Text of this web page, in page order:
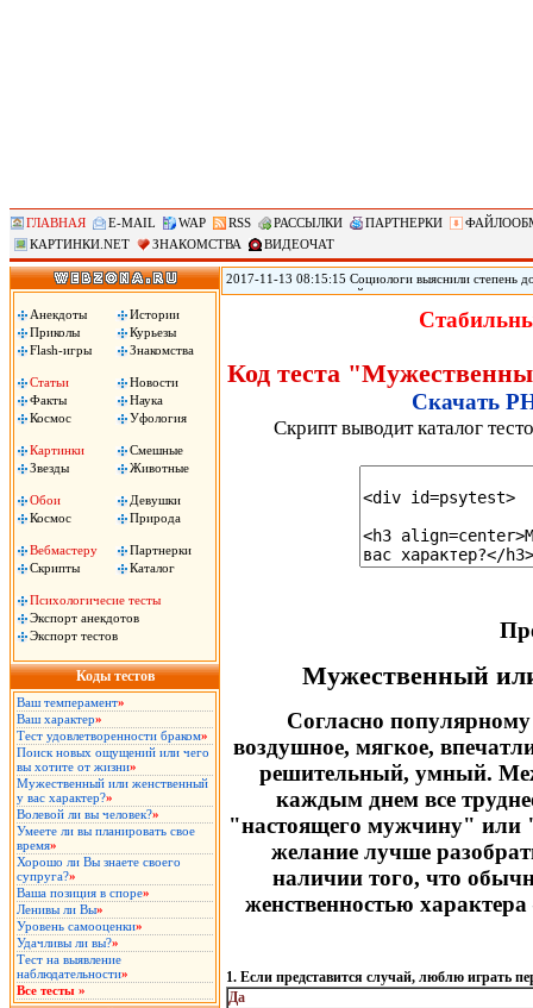
ГЛАВНАЯ E-MAIL WAP RSS РАССЫЛКИ ПАРТНЕРКИ
КАРТИНКИ.NET
ЗНАКОМСТВА ВИДЕОЧАТ
Анекдоты
Истории
Приколы
Курьезы
Flash-игры
Знакомства
Статьи
Новости
Факты
Наука
Космос
Уфология
Картинки
Смешные
Звезды
Животные
Обои
Девушки
Космос
Природа
Вебмастеру
Партнерки
Скрипты
Каталог
Психологичесие тесты
Экспорт анекдотов
Экспорт тестов
Коды тестов
Ваш темперамент»
Ваш характер»
Тест удовлетворенности браком»
Поиск новых ощущений или чего
вы хотите от жизни»
Мужественный или женственный
у вас характер?»
Волевой ли вы человек?»
Умеете ли вы планировать свое
время»
Хорошо ли Вы знаете своего
супруга?»
Ваша позиция в споре»
Ленивы ли Вы»
Уровень самооценки»
Удачливы ли вы?»
Тест на выявление
наблюдательности»
Все тесты »
2017-11-13 08:15:15 Социологи выяснили степень
журналистам и полицейским, следует из
полицейские – 3,12 баллов. При этом 40% заявили,
Код теста
Скачать
Скрипт выводит каталог
Мужественный
Согласно
воздушное, мяг­кое,
решительный, умный.
каждым днем все
"настоящего мужчину" или
желание лучше
наличии того, что
женственностью
1. Если представится случай, люблю играть
Да